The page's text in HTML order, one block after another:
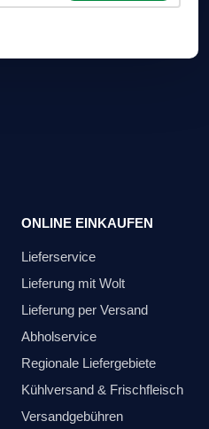
ONLINE EINKAUFEN
Lieferservice
Lieferung mit Wolt
Lieferung per Versand
Abholservice
Regionale Liefergebiete
Kühlversand & Frischfleisch
Versandgebühren